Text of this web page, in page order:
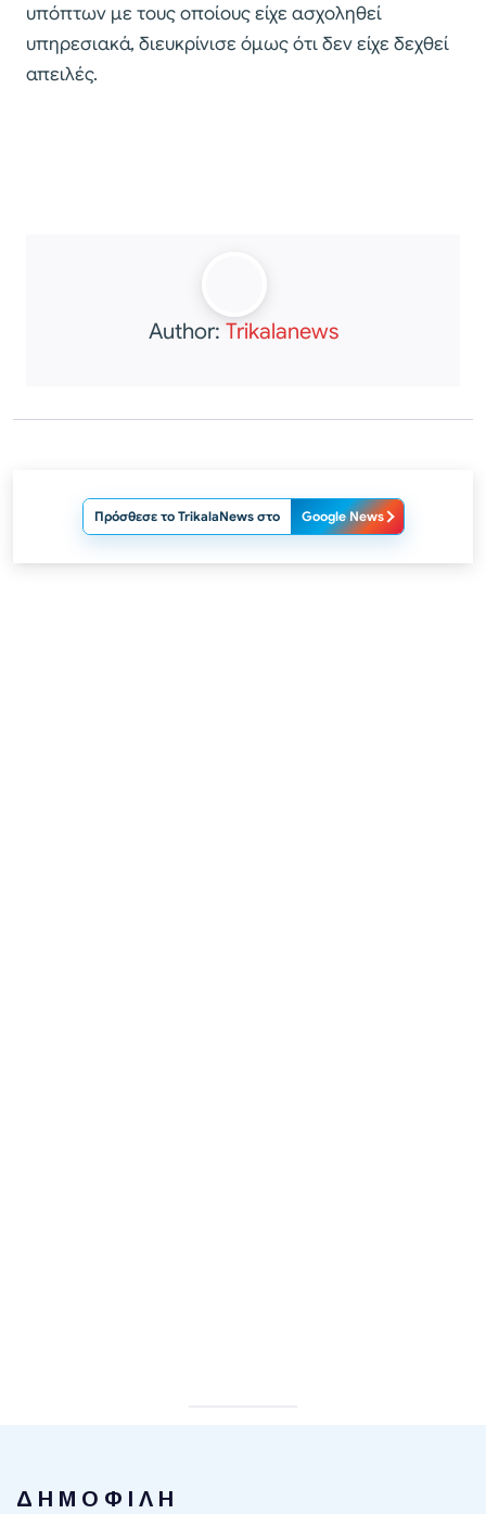
υπόπτων με τους οποίους είχε ασχοληθεί
υπηρεσιακά, διευκρίνισε όμως ότι δεν είχε δεχθεί
απειλές.
Author: Trikalanews
Πρόσθεσε το TrikalaNews στο Google News
ΔΗΜΟΦΙΛΗ